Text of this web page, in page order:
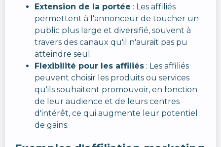
Extension de la portée : Les affiliés
permettent à l'annonceur de toucher un
public plus large et diversifié, souvent à
travers des canaux qu'il n'aurait pas pu
atteindre seul.
Flexibilité pour les affiliés : Les affiliés
peuvent choisir les produits ou services
qu'ils souhaitent promouvoir, en fonction
de leur audience et de leurs centres
d'intérêt, ce qui augmente leur potentiel
de gains.